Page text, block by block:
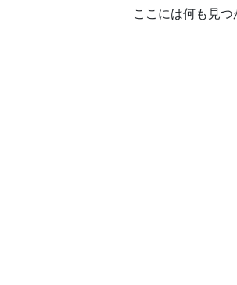
ここには何も見つ